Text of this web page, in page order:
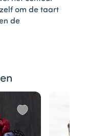
om de taart
de